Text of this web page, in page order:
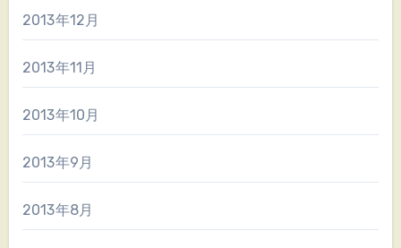
2013年12月
2013年11月
2013年10月
2013年9月
2013年8月